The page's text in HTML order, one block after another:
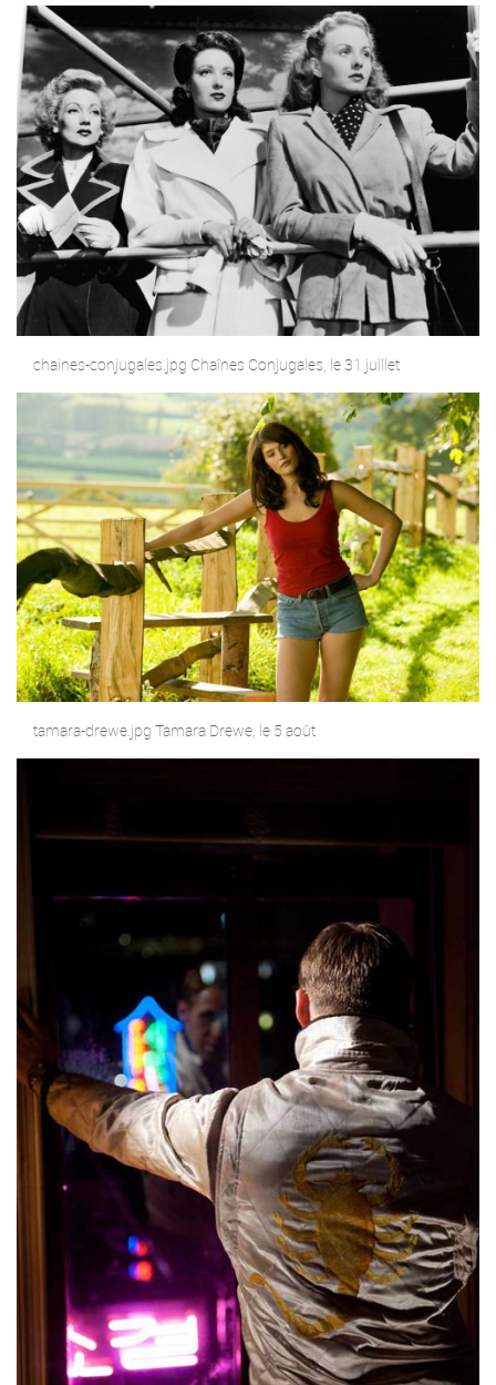
chaines-conjugales.jpg Chaînes Conjugales, le 31 juillet
tamara-drewe.jpg Tamara Drewe, le 5 août